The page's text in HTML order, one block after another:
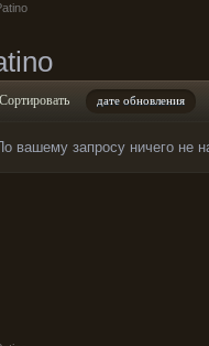
Сортировать дате обновления
вашему запросу ничего не